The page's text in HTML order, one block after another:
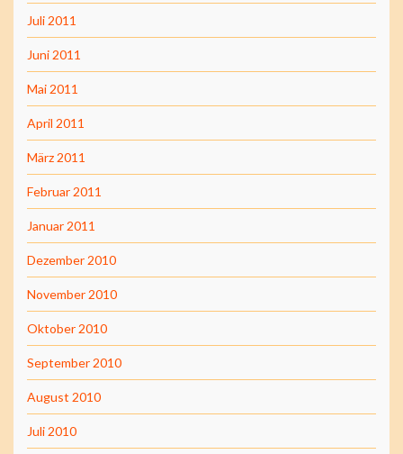
Juli 2011
Juni 2011
Mai 2011
April 2011
März 2011
Februar 2011
Januar 2011
Dezember 2010
November 2010
Oktober 2010
September 2010
August 2010
Juli 2010